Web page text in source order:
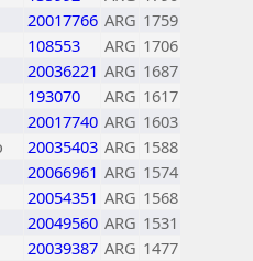
20017766 ARG 1759
108553 ARG 1706
20036221 ARG 1687
193070 ARG 1617
20017740 ARG 1603
20035403 ARG 1588
20066961 ARG 1574
20054351 ARG 1568
20049560 ARG 1531
20039387 ARG 1477